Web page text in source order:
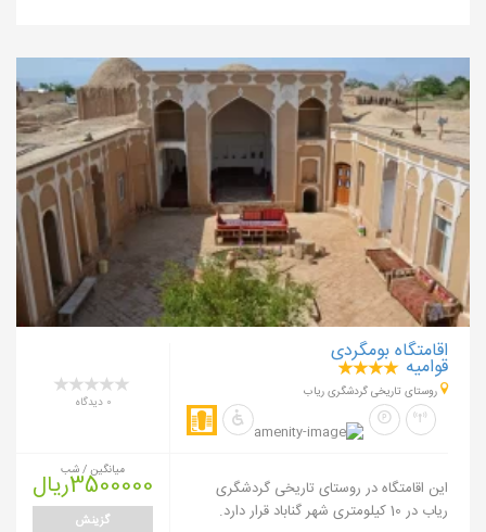
اقامتگاه بومگردی
قوامیه
روستای تاریخی گردشگری ریاب
0 دیدگاه
این اقامتگاه در روستای تاریخی گردشگری
ریاب در 10 کیلومتری شهر گناباد قرار دارد.
میانگین / شب
3500000ریال
گزینش